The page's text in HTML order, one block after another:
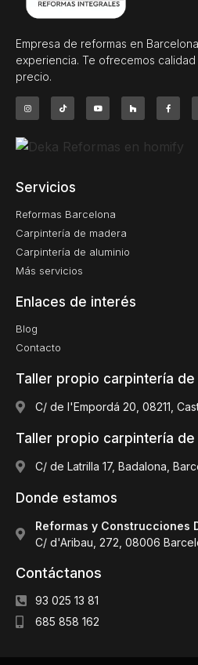
Empresa de reformas en
experiencia. Te ofrecemos
precio.
Servicios
Reformas Barcelona
Carpintería de madera
Carpintería de aluminio
Más servicios
Enlaces de interés
Blog
Contacto
Taller propio carpintería de
C/ de l'Empordá 20, 08211,
Taller propio carpintería de
C/ de Latrilla 17, Badalona,
Donde estamos
Reformas y Construcciones
C/ d'Aribau, 272, 08006
Contáctanos
93 025 13 81
685 858 162